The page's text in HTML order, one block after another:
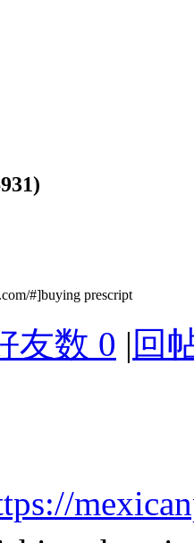
#]buying prescript
友数 0 | 回